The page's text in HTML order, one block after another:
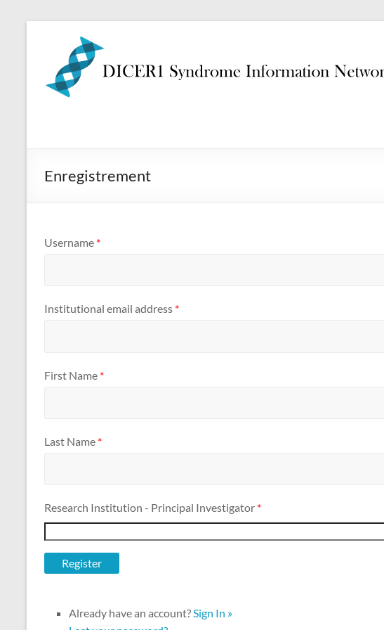
Enregistrement
Username *
Institutional email address *
First Name *
Last Name *
Research Institution - Principal Investigator *
Already have an account?Sign In »